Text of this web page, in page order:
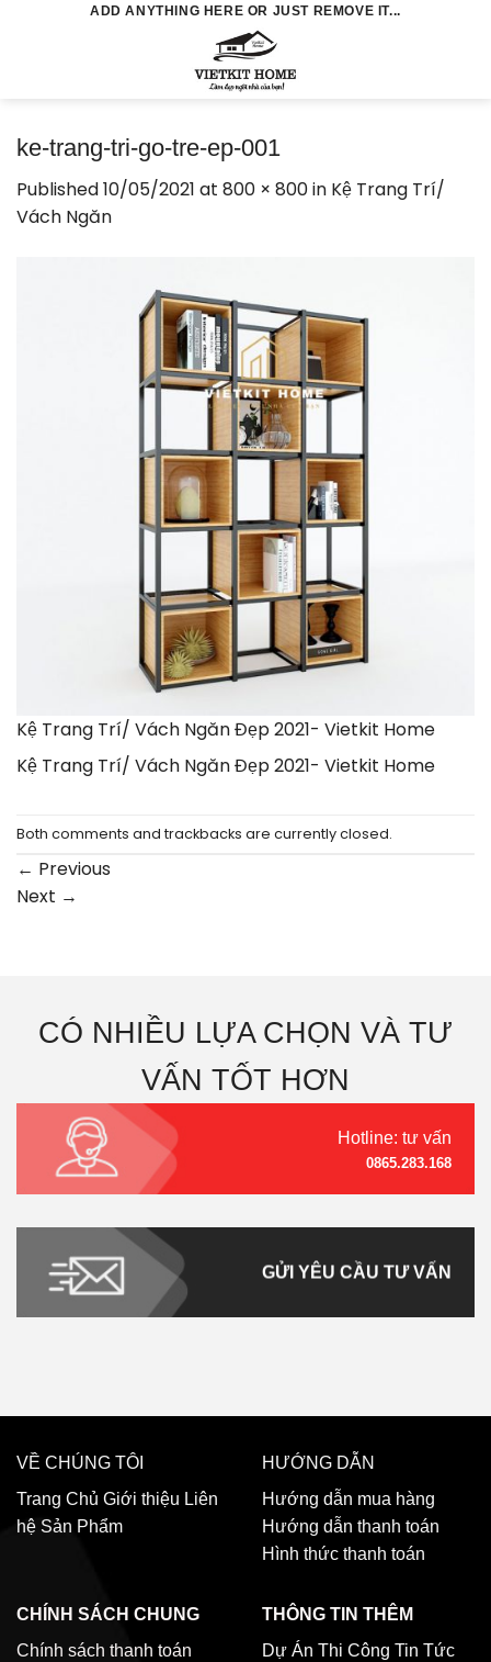
ADD ANYTHING HERE OR JUST REMOVE IT...
ke-trang-tri-go-tre-ep-001
Published10/05/2021 at 800 × 800in Kệ Trang Trí/
Vách Ngăn
Kệ Trang Trí/ Vách Ngăn Đẹp 2021- Vietkit Home
Kệ Trang Trí/ Vách Ngăn Đẹp 2021- Vietkit Home
Both comments and trackbacks are currently closed.
← Previous
Next →
CÓ NHIỀU LỰA CHỌN VÀ TƯ
VẤN TỐT HƠN
Hotline: tư vấn
0865.283.168
GỬI YÊU CẦU TƯ VẤN
VỀ CHÚNG TÔI
Trang Chủ Giới thiệu Liên
hệ Sản Phẩm
HƯỚNG DẪN
Hướng dẫn mua hàng
Hướng dẫn thanh toán
Hình thức thanh toán
CHÍNH SÁCH CHUNG
Chính sách thanh toán
THÔNG TIN THÊM
Dự Án Thi Công Tin Tức